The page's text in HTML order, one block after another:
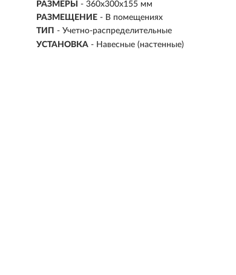
РАЗМЕРЫ
- 360х300х155 мм
РАЗМЕЩЕНИЕ - В помещениях
ТИП - Учетно-распределительные
УСТАНОВКА - Навесные (настенные)